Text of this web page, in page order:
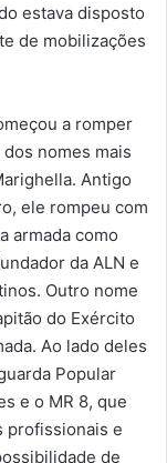
estava disposto
de mobilizações
a romper
nomes mais
Antigo
ele rompeu com
armada como
da ALN e
Outro nome
do Exército
Ao lado deles
Popular
e o MR 8, que
profissionais e
de